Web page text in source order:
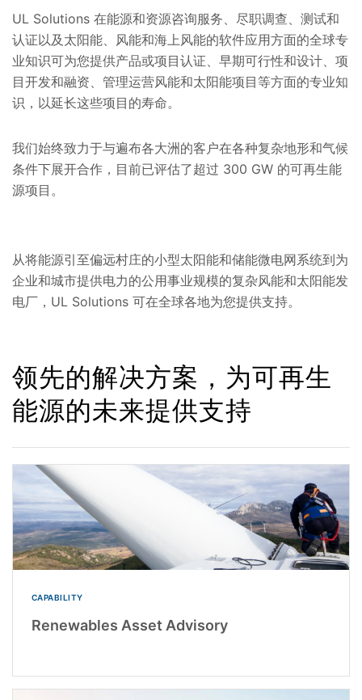
UL Solutions 在能源和资源咨询服务、尽职调查、测试和
认证以及太阳能、风能和海上风能的软件应用方面的全球专
业知识可为您提供产品或项目认证、早期可行性和设计、项
目开发和融资、管理运营风能和太阳能项目等方面的专业知
识，以延长这些项目的寿命。
我们始终致力于与遍布各大洲的客户在各种复杂地形和气候
条件下展开合作，目前已评估了超过 300 GW 的可再生能
源项目。
从将能源引至偏远村庄的小型太阳能和储能微电网系统到为
企业和城市提供电力的公用事业规模的复杂风能和太阳能发
电厂，UL Solutions 可在全球各地为您提供支持。
领先的解决方案，为可再生
能源的未来提供支持
CAPABILITY
Renewables Asset Advisory